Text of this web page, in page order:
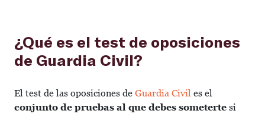
¿Qué es el test de oposiciones
de Guardia Civil?
El test de las oposiciones de Guardia Civil es el
conjunto de pruebas al que debes someterte si